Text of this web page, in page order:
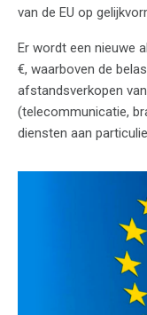
van de EU op
Er wordt een nieuwe
€, waarboven de
afstandsverkopen
(telecommunicatie,
diensten aan